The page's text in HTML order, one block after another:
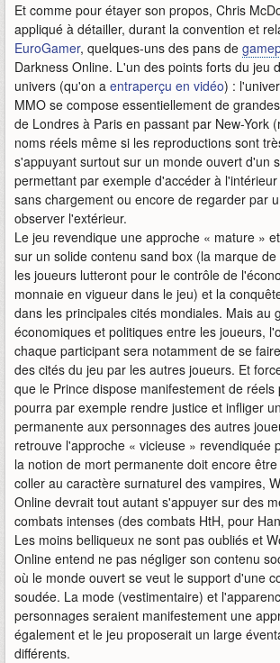
Et comme pour étayer son propos, Chris
appliqué à détailler, durant la convention et
EuroGamer, quelques-uns des pans de
Darkness Online. L'un des points forts du jeu
univers (qu'on a entraperçu en vidéo) :
MMO se compose essentiellement de
de Londres à Paris en passant par New-York
noms réels même si les reproductions sont
s'appuyant surtout sur un monde ouvert d'un
permettant par exemple d'accéder à
sans chargement ou encore de regarder par
observer l'extérieur.
Le jeu revendique une approche « mature »
sur un solide contenu sand box (la marque
les joueurs lutteront pour le contrôle de
monnaie en vigueur dans le jeu) et la
dans les principales cités mondiales. Mais au
économiques et politiques entre les joueurs,
chaque participant sera notamment de se
des cités du jeu par les autres joueurs. Et
que le Prince dispose manifestement de réels
pourra par exemple rendre justice et infliger
permanente aux personnages des autres
retrouve l'approche « vicieuse » revendiquée
la notion de mort permanente doit encore
coller au caractère surnaturel des vampires,
Online devrait tout autant s'appuyer sur des
combats intenses (des combats HtH, pour
Les moins belliqueux ne sont pas oubliés et
Online entend ne pas négliger son contenu
où le monde ouvert se veut le support d'une
soudée. La mode (vestimentaire) et
personnages seraient manifestement une
également et le jeu proposerait un large
différents.